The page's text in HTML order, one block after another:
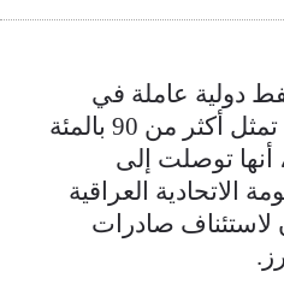
دولية عاملة في
إقليم كردستان العراق، تمثل أكثر من 90 بالمئة
أنها توصلت إلى
الاتحادية العراقية
لاستئناف صادرات